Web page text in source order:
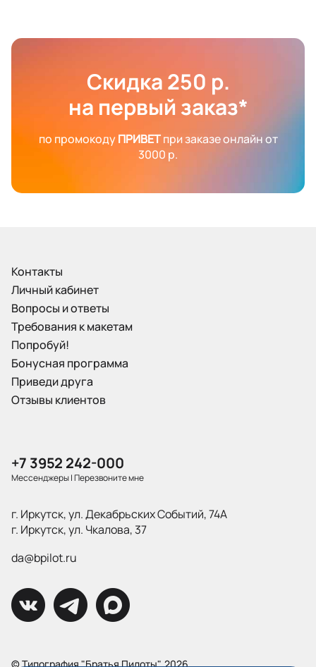
Скидка 250 р.
на первый заказ*
по промокодуПРИВЕТпри заказе онлайн от
3000 р.
Контакты
Личный кабинет
Вопросы и ответы
Требования к макетам
Попробуй!
Бонусная программа
Приведи друга
Отзывы клиентов
+7 3952 242-000
Мессенджеры|Перезвоните мне
г. Иркутск, ул. Декабрьских Событий, 74А
г. Иркутск, ул. Чкалова, 37
da@bpilot.ru
© Типография "Братья Пилоты", 2026